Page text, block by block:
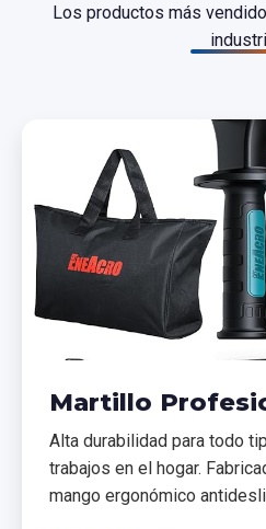
Los productos más
Martillo
Alta durabilidad para todo
trabajos en el hogar.
mango ergonómico